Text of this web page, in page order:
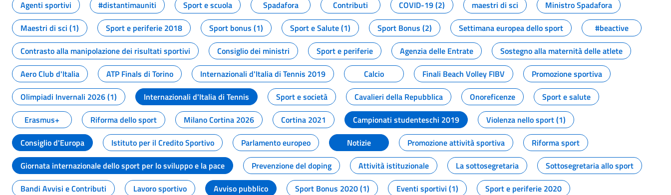
Agenti sportivi
#distantimauniti Sport e scuola Spadafora Contributi COVID-19 (2) maestri di sci
Ministro Spadafora
Maestri di sci (1)
Sport e periferie 2018 Sport bonus (1) Sport e Salute (1) Sport Bonus (2) Settimana europea dello sport
#beactive
Contrasto alla manipolazione dei risultati sportivi
Consiglio dei ministri Sport e periferie Agenzia delle Entrate
Sostegno alla maternità delle atlete
Aero Club d'Italia
ATP Finals di Torino Internazionali d'Italia di Tennis 2019 Calcio Finali Beach Volley FIBV
Promozione sportiva
Olimpiadi Invernali 2026 (1)
Internazionali d'Italia di Tennis Sport e società Cavalieri della Repubblica Onoreficenze
Sport e salute
Erasmus+
Riforma dello sport Milano Cortina 2026 Cortina 2021 Campionati studenteschi 2019
Violenza nello sport (1)
Consiglio d'Europa
Istituto per il Credito Sportivo Parlamento europeo Notizie Promozione attività sportiva
Riforma sport
Giornata internazionale dello sport per lo sviluppo e la pace
Prevenzione del doping Attività istituzionale La sottosegretaria
Sottosegretaria allo sport
Bandi Avvisi e Contributi
Lavoro sportivo Avviso pubblico Sport Bonus 2020 (1) Eventi sportivi (1)
Sport e periferie 2020